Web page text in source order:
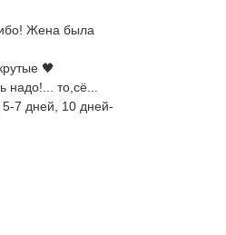
Жена была
🖤
то,сё...
5-7 дней, 10 дней-